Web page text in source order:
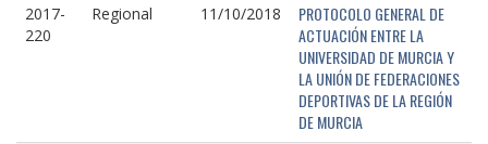
2017-
220
Regional 11/10/2018
PROTOCOLO GENERAL DE
ACTUACIÓN ENTRE LA
UNIVERSIDAD DE MURCIA Y
LA UNIÓN DE FEDERACIONES
DEPORTIVAS DE LA REGIÓN
DE MURCIA